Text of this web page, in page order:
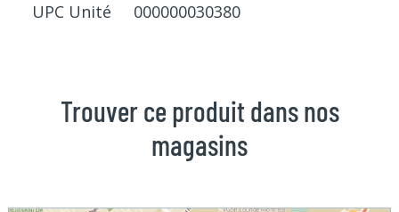
UPC Unité 000000030380
Trouver ce produit dans nos
magasins